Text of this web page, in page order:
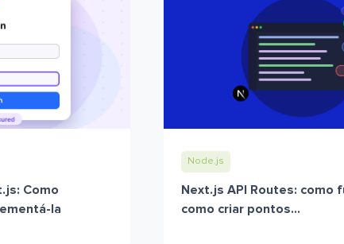
Como
la
Node.js
Next.js API Routes: como
como criar pontos...